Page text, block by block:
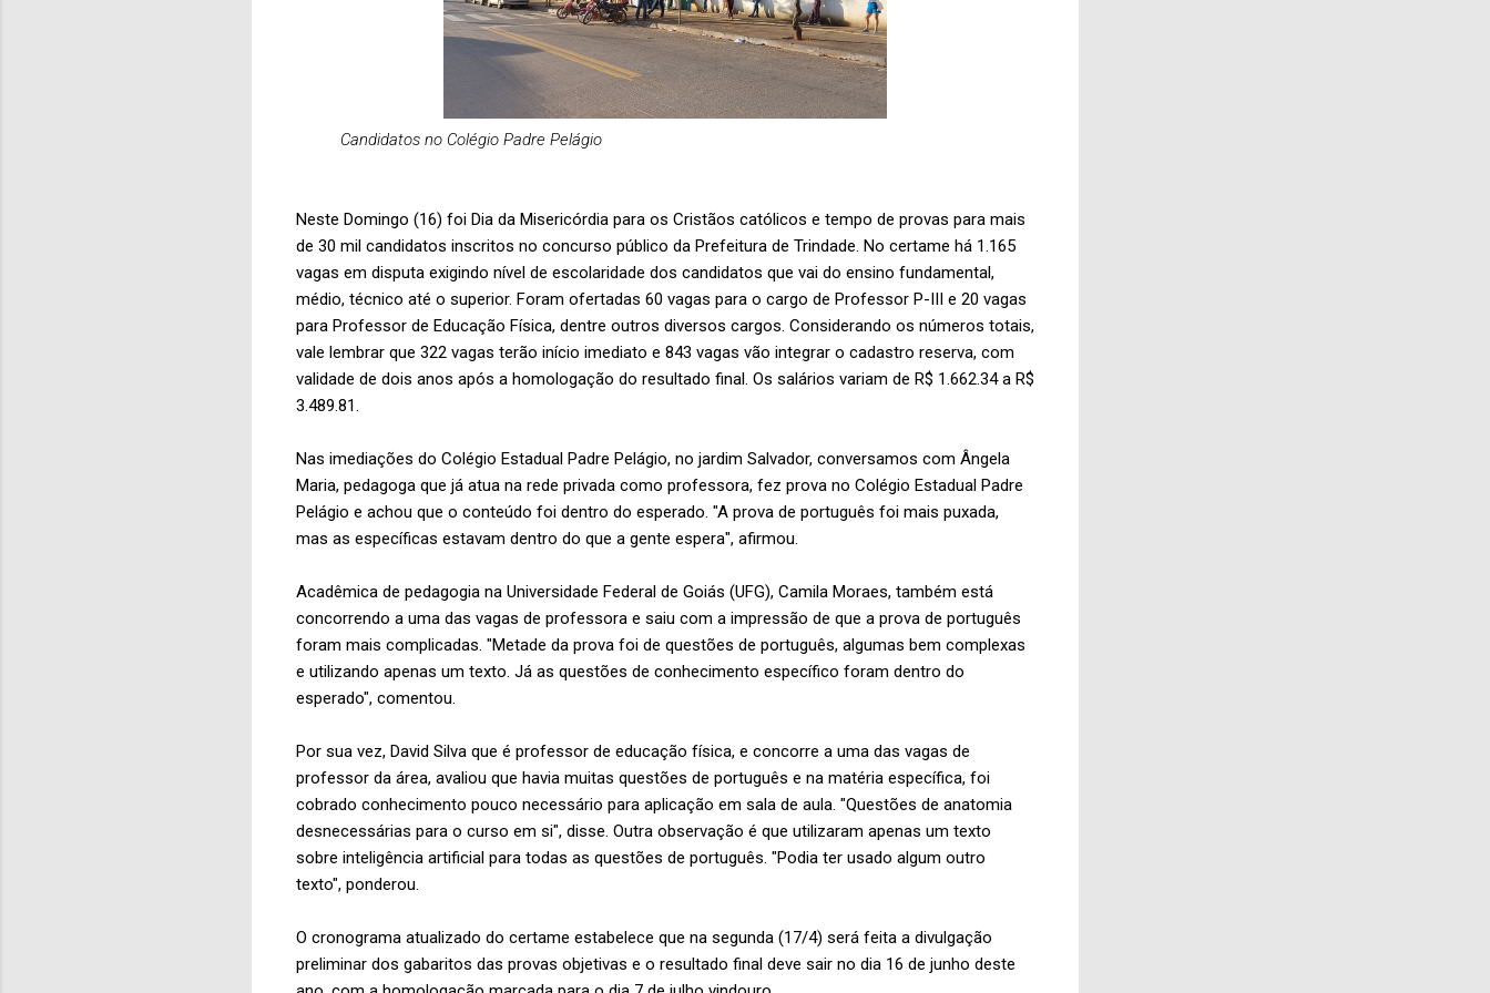
Candidatos no Colégio Padre Pelágio
Neste Domingo (16) foi Dia da Misericórdia para os Cristãos católicos e tempo de provas para mais
de 30 mil candidatos inscritos no concurso público da Prefeitura de Trindade. No certame há 1.165
vagas em disputa exigindo nível de escolaridade dos candidatos que vai do ensino fundamental,
médio, técnico até o superior. Foram ofertadas 60 vagas para o cargo de Professor P-III e 20 vagas
para Professor de Educação Física, dentre outros diversos cargos. Considerando os números totais,
vale lembrar que 322 vagas terão início imediato e 843 vagas vão integrar o cadastro reserva, com
validade de dois anos após a homologação do resultado final. Os salários variam de R$ 1.662.34 a R$
3.489.81.
Nas imediações do Colégio Estadual Padre Pelágio, no jardim Salvador, conversamos com Ângela
Maria, pedagoga que já atua na rede privada como professora, fez prova no Colégio Estadual Padre
Pelágio e achou que o conteúdo foi dentro do esperado. "A prova de português foi mais puxada,
mas as específicas estavam dentro do que a gente espera", afirmou.
Acadêmica de pedagogia na Universidade Federal de Goiás (UFG), Camila Moraes, também está
concorrendo a uma das vagas de professora e saiu com a impressão de que a prova de português
foram mais complicadas. "Metade da prova foi de questões de português, algumas bem complexas
e utilizando apenas um texto. Já as questões de conhecimento específico foram dentro do
esperado", comentou.
Por sua vez, David Silva que é professor de educação física, e concorre a uma das vagas de
professor da área, avaliou que havia muitas questões de português e na matéria específica, foi
cobrado conhecimento pouco necessário para aplicação em sala de aula. "Questões de anatomia
desnecessárias para o curso em si", disse. Outra observação é que utilizaram apenas um texto
sobre inteligência artificial para todas as questões de português. "Podia ter usado algum outro
texto", ponderou.
O cronograma atualizado do certame estabelece que na segunda (17/4) será feita a divulgação
preliminar dos gabaritos das provas objetivas e o resultado final deve sair no dia 16 de junho deste